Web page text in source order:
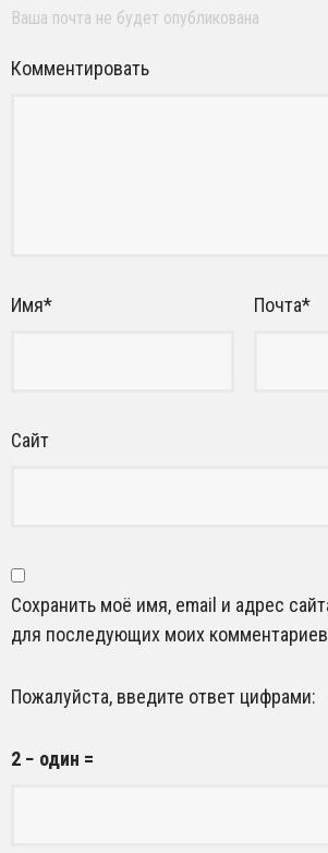
Ваша почта не будет опубликована
Комментировать
Имя* Почта*
Сайт
Сохранить моё имя, email и адрес
для последующих моих
Пожалуйста, введите ответ цифрами:
2 − один =